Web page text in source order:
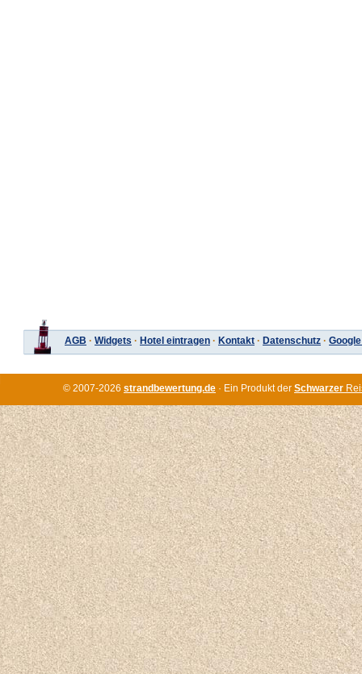
AGB · Widgets · Hotel eintragen · Kontakt · Datenschutz ·
© 2007-2026 strandbewertung.de · Ein Produkt der Schwarzer